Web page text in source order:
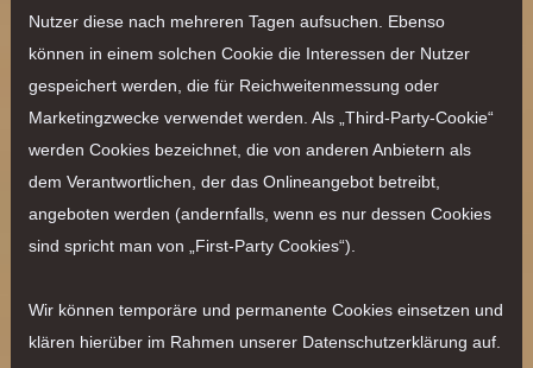
Nutzer diese nach mehreren Tagen aufsuchen. Ebenso
können in einem solchen Cookie die Interessen der Nutzer
gespeichert werden, die für Reichweitenmessung oder
Marketingzwecke verwendet werden. Als „Third-Party-Cookie“
werden Cookies bezeichnet, die von anderen Anbietern als
dem Verantwortlichen, der das Onlineangebot betreibt,
angeboten werden (andernfalls, wenn es nur dessen Cookies
sind spricht man von „First-Party Cookies“).
Wir können temporäre und permanente Cookies einsetzen und
klären hierüber im Rahmen unserer Datenschutzerklärung auf.